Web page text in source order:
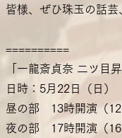
皆様、ぜひ珠玉の話芸
==========
「一龍斎貞奈 二ツ目
日時：5月22日（日）
昼の部 13時開演（12
夜の部 17時開演（16